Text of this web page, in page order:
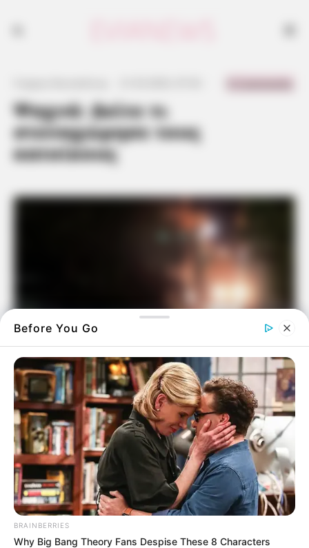
Ψαχνά: Δείτε τι
στεναχώρησε τους
κατοίκους
Είναι εικόνες που πραγματικά δίνουν μόνο
άσχημα συναισθήματα για τουςκατοίκους.
Όλα αυτά έγιναν σταΨαχνάμε τους
κατοίκους να δηλώνουν ότι η κατάσταση έχει
φτάσει στο απροχώρητο.
Η παρακάτω φωτογραφία όπως θα δείτε και
εσείς,στεναχώρησετους κατοίκους στα
Ψαχνά.
Before You Go
BRAINBERRIES
Why Big Bang Theory Fans Despise These 8 Characters